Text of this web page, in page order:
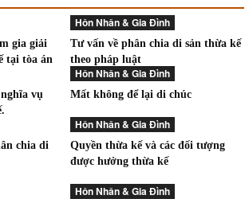
gia giải
tại tòa án
Hôn Nhân & Gia Đình
Tư vấn về phân chia di sản thừa kế
theo pháp luật
vụ
Hôn Nhân & Gia Đình
Mất không để lại di chúc
chia di
Hôn Nhân & Gia Đình
Quyền thừa kế và các đối tượng
được hưởng thừa kế
Hôn Nhân & Gia Đình